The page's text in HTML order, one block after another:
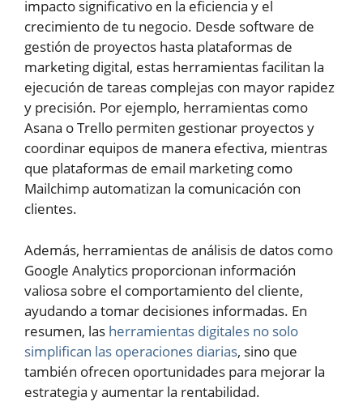
impacto significativo en la eficiencia y el
crecimiento de tu negocio. Desde software de
gestión de proyectos hasta plataformas de
marketing digital, estas herramientas facilitan la
ejecución de tareas complejas con mayor rapidez
y precisión. Por ejemplo, herramientas como
Asana o Trello permiten gestionar proyectos y
coordinar equipos de manera efectiva, mientras
que plataformas de email marketing como
Mailchimp automatizan la comunicación con
clientes.
Además, herramientas de análisis de datos como
Google Analytics proporcionan información
valiosa sobre el comportamiento del cliente,
ayudando a tomar decisiones informadas. En
resumen, las herramientas digitales no solo
simplifican las operaciones diarias, sino que
también ofrecen oportunidades para mejorar la
estrategia y aumentar la rentabilidad.